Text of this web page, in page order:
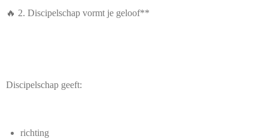
🔥 2. Discipelschap vormt je geloof**
Discipelschap geeft:
richting